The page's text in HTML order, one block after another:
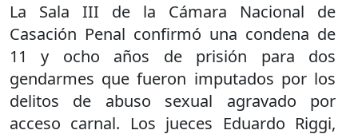
La Sala III de la Cámara Nacional de
Casación Penal confirmó una condena de
11 y ocho años de prisión para dos
gendarmes que fueron imputados por los
delitos de abuso sexual agravado por
acceso carnal. Los jueces Eduardo Riggi,